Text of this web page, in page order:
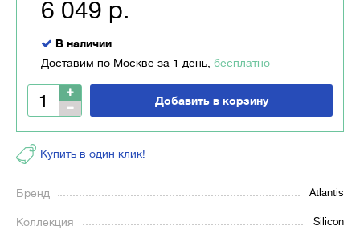
Бренд Atlantis
Коллекция Silicon
6 049 р.
В наличии
Доставим по Москве за 1 день, бесплатно
Добавить в корзину
Купить в один клик!